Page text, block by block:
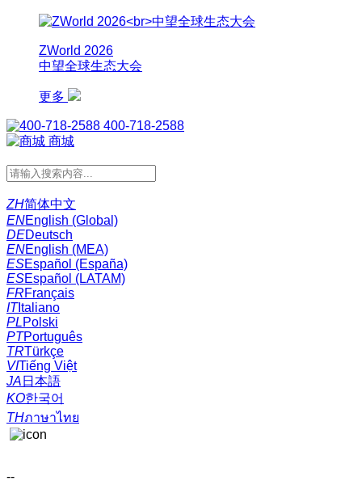
ZWorld 2026
中望全球生态大会
更多
400-718-2588
商城
ZH简体中文
ENEnglish (Global)
DEDeutsch
ENEnglish (MEA)
ESEspañol (España)
ESEspañol (LATAM)
FRFrançais
ITItaliano
PLPolski
PTPortuguês
TRTürkçe
VITiếng Việt
JA 日本語
KO한국어
THภาษาไทย
--